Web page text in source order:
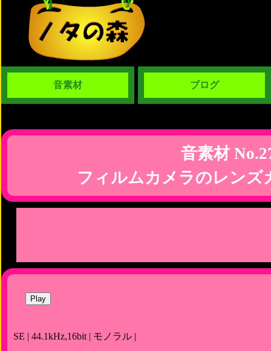
音素材 ブログ
音素材
フィルムカメラのレンズ
Play
SE | 44.1kHz,16bit | モノラル |